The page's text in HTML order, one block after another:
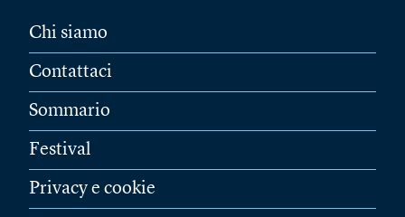
Chi siamo
Contattaci
Sommario
Festival
Privacy e cookie